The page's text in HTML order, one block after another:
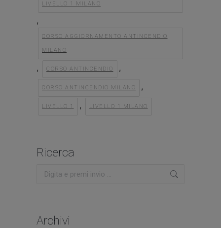
LIVELLO 1 MILANO
,
CORSO AGGIORNAMENTO ANTINCENDIO
MILANO
, CORSO ANTINCENDIO ,
CORSO ANTINCENDIO MILANO ,
LIVELLO 1 , LIVELLO 1 MILANO
Ricerca
Cerca:
Archivi